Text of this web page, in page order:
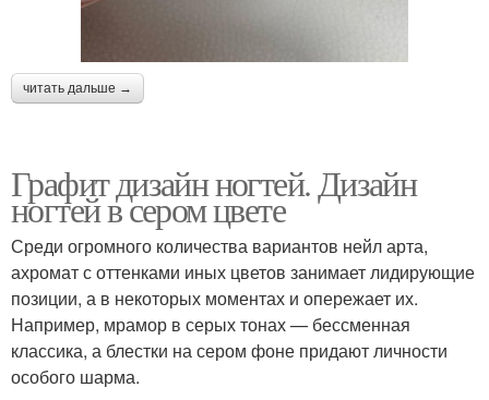
читать дальше →
Графит дизайн ногтей. Дизайн
ногтей в сером цвете
Среди огромного количества вариантов нейл арта,
ахромат с оттенками иных цветов занимает лидирующие
позиции, а в некоторых моментах и опережает их.
Например, мрамор в серых тонах — бессменная
классика, а блестки на сером фоне придают личности
особого шарма.